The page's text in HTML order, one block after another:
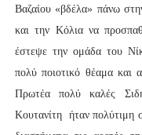
Βαζαίου «βδέλα» πάνω
και την Κόλια να
έστεψε την ομάδα του
πολύ ποιοτικό θέαμα και
Πρωτέα πολύ καλές
Κουτανίτη ήταν πολύτιμη